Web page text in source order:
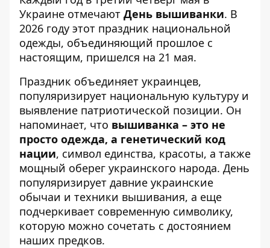
Украине отмечают День вышиванки. В
2026 году этот праздник национальной
одежды, объединяющий прошлое с
настоящим, пришелся на 21 мая.
Праздник объединяет украинцев,
популяризирует национальную культуру и
выявление патриотической позиции. Он
напоминает, что вышиванка – это не
просто одежда, а генетический код
нации, символ единства, красоты, а также
мощный оберег украинского народа. День
популяризирует давние украинские
обычаи и техники вышивания, а еще
подчеркивает современную символику,
которую можно сочетать с достоянием
наших предков.